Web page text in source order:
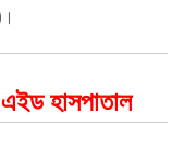
এইড হাসপাতাল